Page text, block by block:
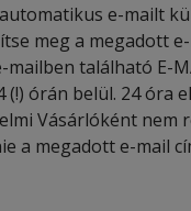
e-mailt
meg a megadott
található E-
órán belül. 24 óra
Vásárlóként nem
a megadott e-mail